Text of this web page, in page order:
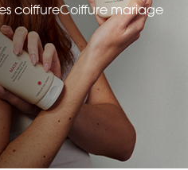
coiffureCoiffure mariage